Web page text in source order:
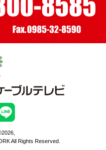
All Rights Reserved.